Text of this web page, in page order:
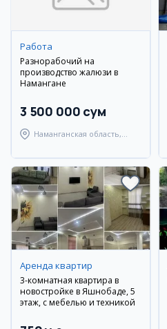
Работа
Разнорабочий на
производство жалюзи в
Намангане
3 500 000 сум
Наманганская область,
Аренда квартир
3-комнатная квартира в
новостройке в Яшнобаде, 5
этаж, с мебелью и техникой